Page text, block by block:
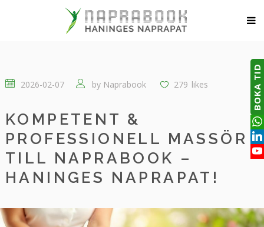
2026-02-07 by Naprabook 279 likes
KOMPETENT &
PROFESSIONELL MASSÖR
TILL NAPRABOOK –
HANINGES NAPRAPAT!
BOKA TID